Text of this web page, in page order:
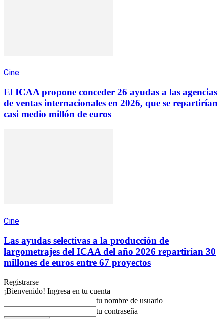
Cine
El ICAA propone conceder 26 ayudas a las agencias
de ventas internacionales en 2026, que se repartirían
casi medio millón de euros
Cine
Las ayudas selectivas a la producción de
largometrajes del ICAA del año 2026 repartirían 30
millones de euros entre 67 proyectos
Registrarse
¡Bienvenido! Ingresa en tu cuenta
tu nombre de usuario
tu contraseña